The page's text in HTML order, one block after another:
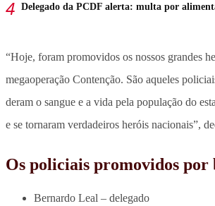
Delegado da PCDF alerta: multa por
“Hoje, foram promovidos os nossos grandes
megaoperação Contenção. São aqueles
deram o sangue e a vida pela população do
e se tornaram verdadeiros heróis nacionais”,
Os policiais promovidos por
Bernardo Leal – delegado